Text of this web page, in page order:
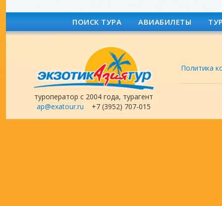
ПОИСК ТУРА АВИАБИЛЕТЫ
туроператор с 2004 года, турагент
ap@exatour.ru +7 (3952) 707-015
Политика